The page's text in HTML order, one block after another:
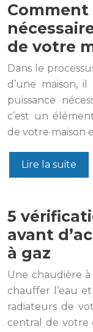
Comment
de votre
Dans le
d’une maison,
puissance
c’est un
de votre maison
Lire la suite
5
avant
à gaz
Une chaudière
chauffer l’eau
radiateurs de
central de votre